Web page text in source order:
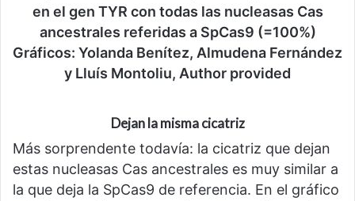
en el gen TYR con todas las nucleasas Cas
ancestrales referidas a SpCas9 (=100%)
Gráficos: Yolanda Benítez, Almudena Fernández
y Lluís Montoliu, Author provided
Dejan la misma cicatriz
Más sorprendente todavía: la cicatriz que dejan
estas nucleasas Cas ancestrales es muy similar a
la que deja la SpCas9 de referencia. En el gráfico